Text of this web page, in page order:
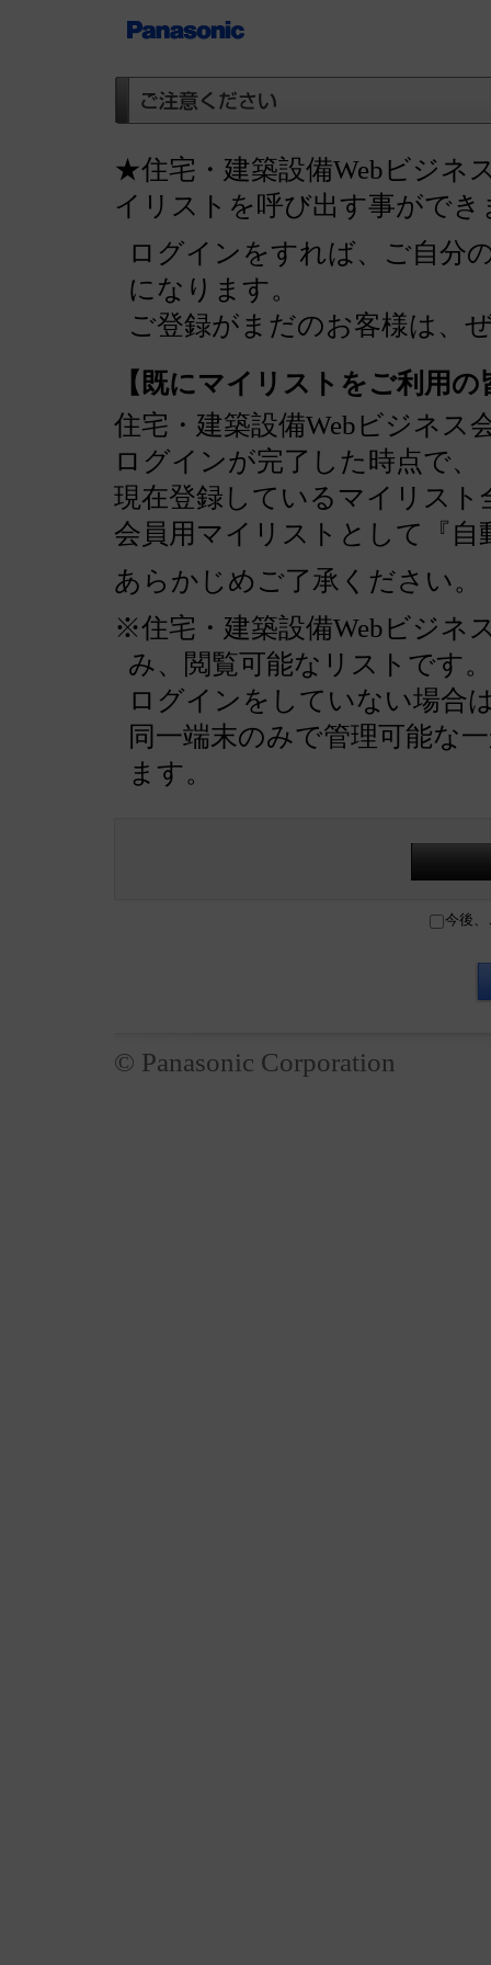
★住宅・建築設備Webビジネ
イリストを呼び出す事ができ
ログインをすれば、ご自分
になります。
ご登録がまだのお客様は、
【既にマイリストをご利用の
住宅・建築設備Webビジネス
ログインが完了した時点で、
現在登録しているマイリスト
会員用マイリストとして『
あらかじめご了承ください。
※住宅・建築設備Webビジネ
み、閲覧可能なリストです。
ログインをしていない場合
同一端末のみで管理可能な
ます。
今後、
© Panasonic Corporation